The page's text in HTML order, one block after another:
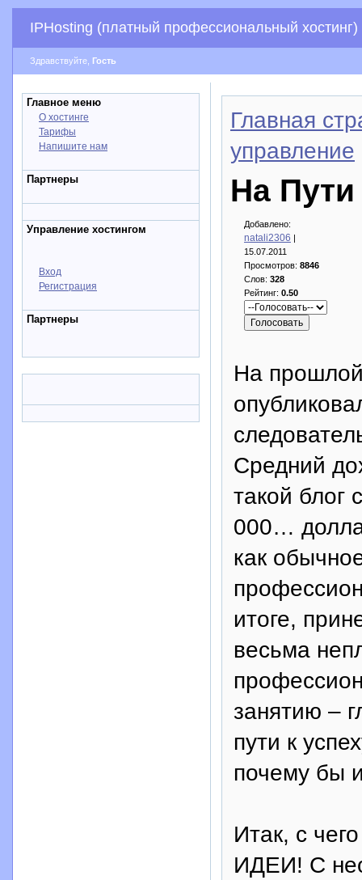
IPHosting (платный профессиональный хостинг)
Здравствуйте, Гость
Главное меню
О хостинге
Тарифы
Напишите нам
Партнеры
Управление хостингом
Вход
Регистрация
Партнеры
Главная
управление
На
Добавлено:
natali2306 |
15.07.2011
Просмотров: 8846
Слов: 328
Рейтинг: 0.50
На
Средний
такой блог
000…
как
итоге,
весьма
занятию –
пути к
почему бы
Итак, с
ИДЕИ! С